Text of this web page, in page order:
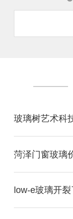
玻璃树艺术科
菏泽门窗玻璃
low-e玻璃开